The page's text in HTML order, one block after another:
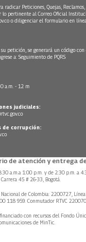
radicar Peticiones, Quejas,
pertinente al Correo Oficial
o diligenciar el formulario en
petición, se generará un código
a: Seguimiento de PQRS
a.m. - 12 m
judiciales:
de corrupción:
de atención y entrega
a.m.a 1:00 p.m. y de 2:30 p.m. a
45 # 26-33, Bogotá.
de Colombia: 2200727,
118 959. Conmutador RTVC
con recursos del Fondo
de MinTic.